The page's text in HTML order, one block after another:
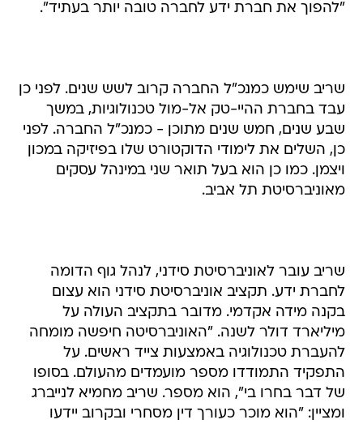
"להפוך את חברת ידע לחברה טובה יותר בעתיד".
שריב שימש כמנכ"ל החברה קרוב לשש שנים. לפני כן
עבד בחברת ההיי-טק אל-מול טכנולוגיות, במשך
שבע שנים, חמש שנים מתוכן - כמנכ"ל החברה. לפני
כן, השלים את לימודי הדוקטורט שלו בפיזיקה במכון
ויצמן. כמו כן הוא בעל תואר שני במינהל עסקים
מאוניברסיטת תל אביב.
שריב עובר לאוניברסיטת סידני, לנהל גוף הדומה
לחברת ידע. תקציב אוניברסיטת סידני הוא עצום
בקנה מידה אקדמי. מדובר בתקציב העולה על
מיליארד דולר לשנה. "האוניברסיטה חיפשה מומחה
להעברת טכנולוגיה באמצעות צייד ראשים. על
התפקיד התמודדו מספר מועמדים מהעולם. בסופו
של דבר בחרו בי", הוא מספר. שריב מחמיא לנייברג
ומציין: "הוא מוכר כעורך דין מסחרי ובקרוב יידעו